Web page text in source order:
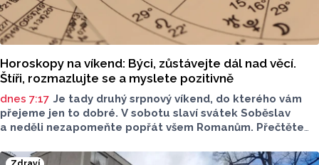
Horoskopy na víkend: Býci, zůstávejte dál nad věcí.
Štíři, rozmazlujte se a myslete pozitivně
dnes 7:17 Je tady druhý srpnový víkend, do kterého vám
přejeme jen to dobré. V sobotu slaví svátek Soběslav
a neděli nezapomeňte popřát všem Romanům. Přečtěte